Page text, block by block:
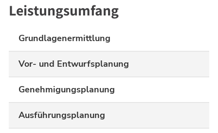
Leistungsumfang
Grundlagenermittlung
Vor- und Entwurfsplanung
Genehmigungsplanung
Ausführungsplanung